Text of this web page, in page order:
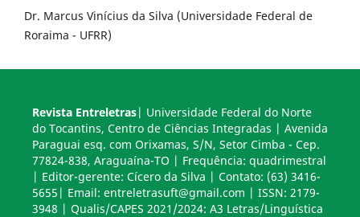
Dr. Marcus Vinícius da Silva (Universidade Federal de
Roraima - UFRR)
Revista Entreletras| Universidade Federal do Norte
do Tocantins, Centro de Ciências Integradas | Avenida
Paraguai esq. com Orixamas, S/N, Setor Cimba - Cep.
77824-838, Araguaína-TO | Frequência: quadrimestral
| Editor-gerente: Cícero da Silva | Contato: (63) 3416-
5655| Email: entreletrasuft@gmail.com | ISSN: 2179-
3948 | Qualis/CAPES 2021/2024: A3 Letras/Linguística